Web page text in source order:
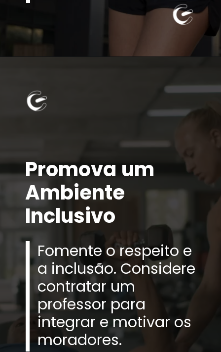
Promova um
Ambiente
Inclusivo
Fomente o respeito e
a inclusão. Considere
contratar um
professor para
integrar e motivar os
moradores.